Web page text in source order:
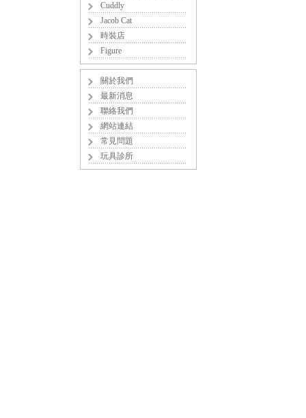
Cuddly
Jacob Cat
時裝店
Figure
關於我們
最新消息
聯絡我們
網站連結
常見問題
玩具診所